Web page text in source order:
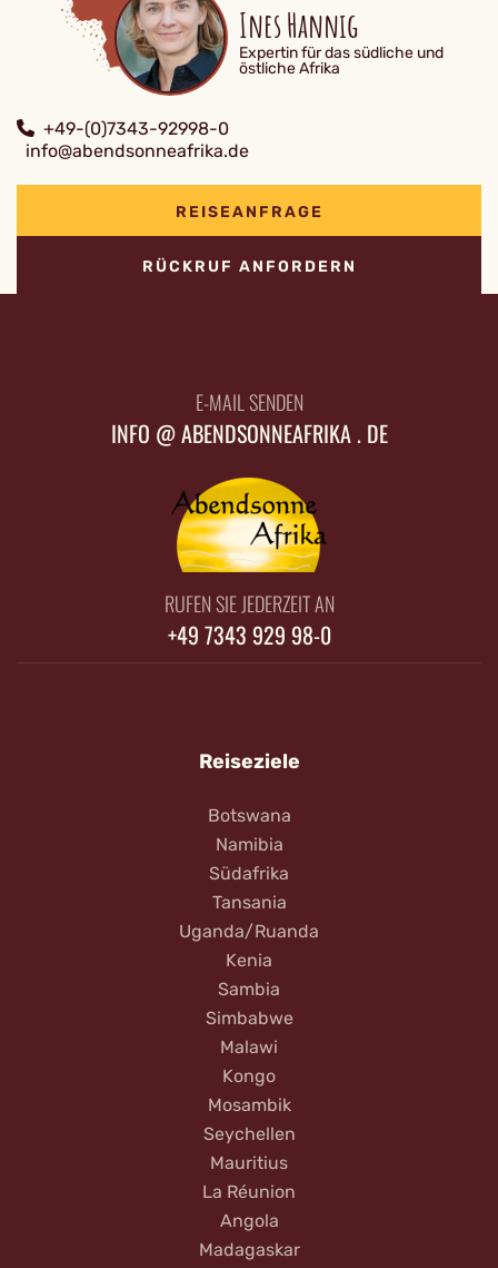
Ines Hannig
Expertin für das südliche und
östliche Afrika
+49-(0)7343-92998-0
info@abendsonneafrika.de
REISEANFRAGE
RÜCKRUF ANFORDERN
E-MAIL SENDEN
INFO @ ABENDSONNEAFRIKA . DE
RUFEN SIE JEDERZEIT AN
+49 7343 929 98-0
Reiseziele
Botswana
Namibia
Südafrika
Tansania
Uganda/Ruanda
Kenia
Sambia
Simbabwe
Malawi
Kongo
Mosambik
Seychellen
Mauritius
La Réunion
Angola
Madagaskar